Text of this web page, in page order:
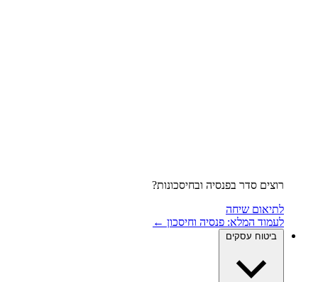
רוצים סדר בפנסיה ובחיסכונות?
לתיאום שיחה
לעמוד המלא: פנסיה וחיסכון ←
ביטוח עסקים